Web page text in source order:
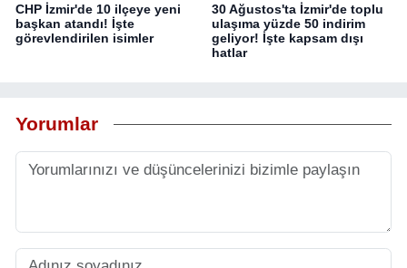
CHP İzmir'de 10 ilçeye yeni
başkan atandı! İşte
görevlendirilen isimler
30 Ağustos'ta İzmir'de toplu
ulaşıma yüzde 50 indirim
geliyor! İşte kapsam dışı
hatlar
Yorumlar